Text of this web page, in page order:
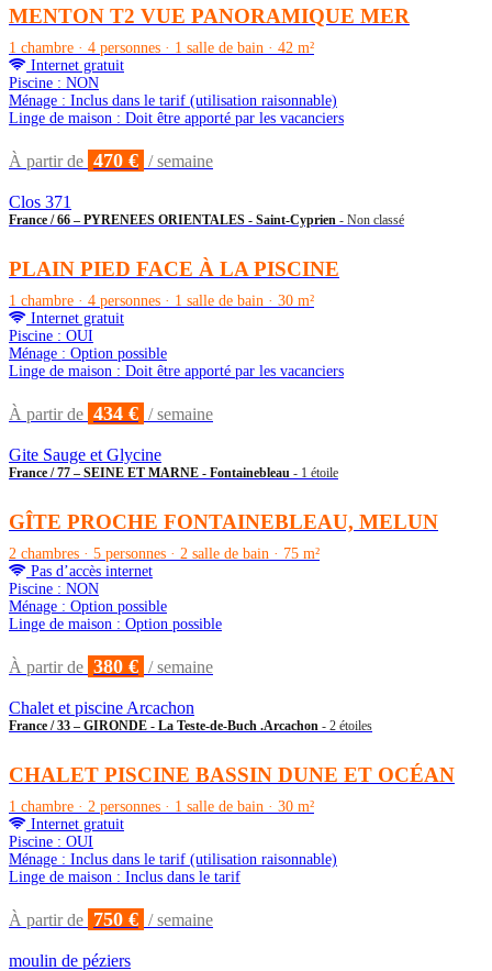
MENTON T2 VUE PANORAMIQUE MER
1 chambre · 4 personnes · 1 salle de bain · 42 m²
Internet gratuit
Piscine : NON
Ménage : Inclus dans le tarif (utilisation raisonnable)
Linge de maison : Doit être apporté par les vacanciers
À partir de 470 € / semaine
Clos 371
France / 66 – PYRENEES ORIENTALES - Saint-Cyprien - Non classé
PLAIN PIED FACE À LA PISCINE
1 chambre · 4 personnes · 1 salle de bain · 30 m²
Internet gratuit
Piscine : OUI
Ménage : Option possible
Linge de maison : Doit être apporté par les vacanciers
À partir de 434 € / semaine
Gite Sauge et Glycine
France / 77 – SEINE ET MARNE - Fontainebleau - 1 étoile
GÎTE PROCHE FONTAINEBLEAU, MELUN
2 chambres · 5 personnes · 2 salle de bain · 75 m²
Pas d’accès internet
Piscine : NON
Ménage : Option possible
Linge de maison : Option possible
À partir de 380 € / semaine
Chalet et piscine Arcachon
France / 33 – GIRONDE - La Teste-de-Buch .Arcachon - 2 étoiles
CHALET PISCINE BASSIN DUNE ET OCÉAN
1 chambre · 2 personnes · 1 salle de bain · 30 m²
Internet gratuit
Piscine : OUI
Ménage : Inclus dans le tarif (utilisation raisonnable)
Linge de maison : Inclus dans le tarif
À partir de 750 € / semaine
moulin de péziers